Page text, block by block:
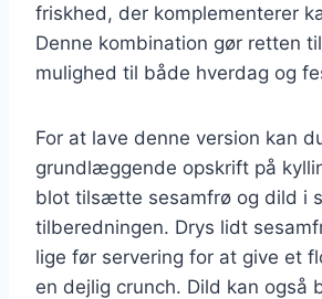
friskhed, der komplementerer
Denne kombination gør retten
mulighed til både hverdag og
For at lave denne version kan
grundlæggende opskrift på
blot tilsætte sesamfrø og dild i
tilberedningen. Drys lidt
lige før servering for at give et
en dejlig crunch. Dild kan også